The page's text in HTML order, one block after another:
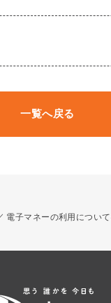
一覧へ戻る
電子マネーの利用につい